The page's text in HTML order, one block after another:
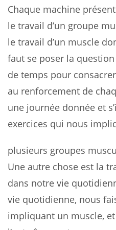
Chaque machine
le travail d’un groupe
le travail d’un muscle
faut se poser la
de temps pour
au renforcement de
une journée donnée et
exercices qui nous
plusieurs groupes
Une autre chose est la
dans notre vie
vie quotidienne, nous
impliquant un muscle,